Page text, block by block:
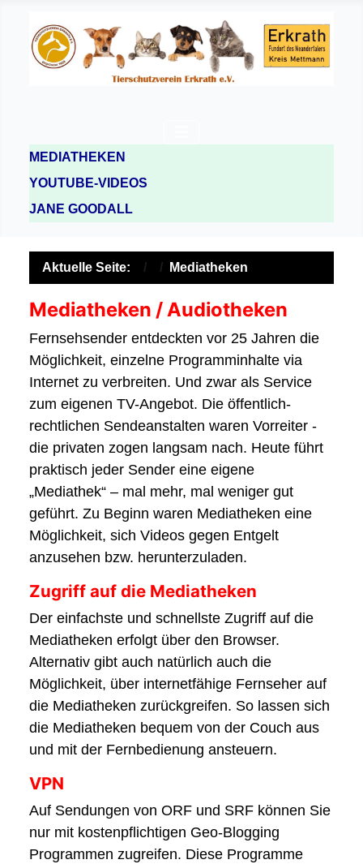
MEDIATHEKEN
YOUTUBE-VIDEOS
JANE GOODALL
Aktuelle Seite: Mediatheken
Mediatheken / Audiotheken
Fernsehsender entdeckten vor 25 Jahren die
Möglichkeit, einzelne Programminhalte via
Internet zu verbreiten. Und zwar als Service
zum eigenen TV-Angebot. Die öffentlich-
rechtlichen Sendeanstalten waren Vorreiter -
die privaten zogen langsam nach. Heute führt
praktisch jeder Sender eine eigene
„Mediathek“ – mal mehr, mal weniger gut
geführt. Zu Beginn waren Mediatheken eine
Möglichkeit, sich Videos gegen Entgelt
anzusehen bzw. herunterzuladen.
Zugriff auf die Mediatheken
Der einfachste und schnellste Zugriff auf die
Mediatheken erfolgt über den Browser.
Alternativ gibt auch natürlich auch die
Möglichkeit, über internetfähige Fernseher auf
die Mediatheken zurückgreifen. So lassen sich
die Mediatheken bequem von der Couch aus
und mit der Fernbedienung ansteuern.
VPN
Auf Sendungen von ORF und SRF können Sie
nur mit kostenpflichtigen Geo-Blogging
Programmen zugreifen. Diese Programme